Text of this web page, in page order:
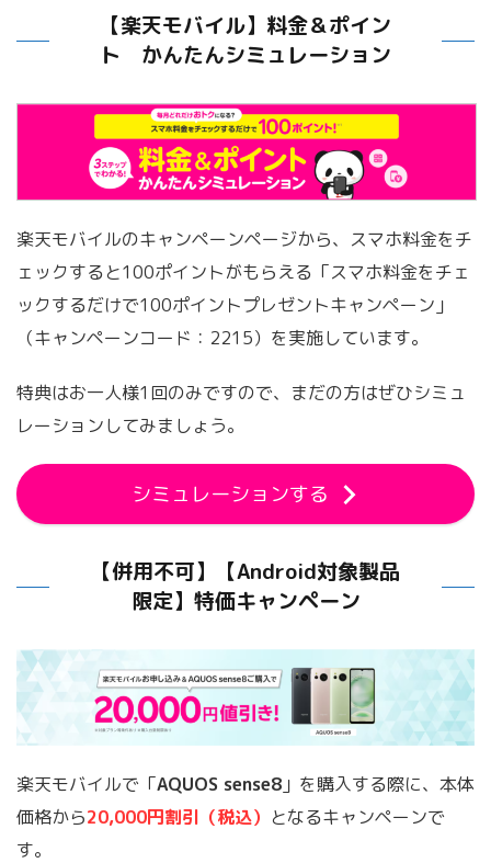
【楽天モバイル】料金＆ポイン
ト かんたんシミュレーション
楽天モバイルのキャンペーンページから、スマホ料金をチ
ェックすると100ポイントがもらえる「スマホ料金をチェ
ックするだけで100ポイントプレゼントキャンペーン」
（キャンペーンコード：2215）を実施しています。
特典はお一人様1回のみですので、まだの方はぜひシミュ
レーションしてみましょう。
シミュレーションする
【併用不可】【Android対象製品
限定】特価キャンペーン
楽天モバイルで「AQUOS sense8 」を購入する際に、本体
価格から20,000円割引（税込） となるキャンペーンで
す。